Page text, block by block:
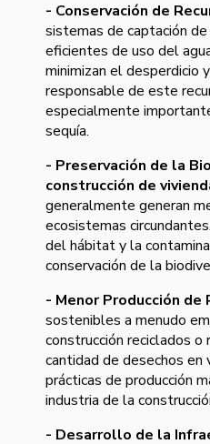
- Conservación de
sistemas de captación
eficientes de uso del
minimizan el desperdicio
responsable de este
especialmente
sequía.
- Preservación de la
construcción de
generalmente generan
ecosistemas
del hábitat y la
conservación de la
- Menor Producción de
sostenibles a menudo
construcción reciclados
cantidad de desechos
prácticas de producción
industria de la
- Desarrollo de la